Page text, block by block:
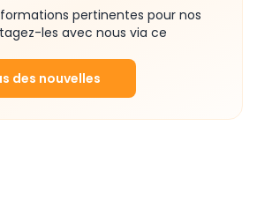
pertinentes pour nos
les avec nous via ce
des nouvelles